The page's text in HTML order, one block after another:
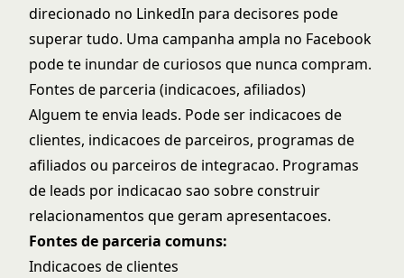
direcionado no LinkedIn para decisores pode
superar tudo. Uma campanha ampla no Facebook
pode te inundar de curiosos que nunca compram.
Fontes de parceria (indicacoes, afiliados)
Alguem te envia leads. Pode ser indicacoes de
clientes, indicacoes de parceiros, programas de
afiliados ou parceiros de integracao. Programas
de leads por indicacao sao sobre construir
relacionamentos que geram apresentacoes.
Fontes de parceria comuns:
Indicacoes de clientes